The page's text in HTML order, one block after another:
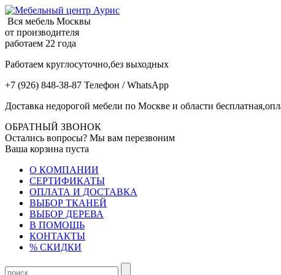
Вся мебель Москвы
от производителя
работаем 22 года
Работаем круглосуточно,без выходных
+7 (926) 848-38-87 Телефон / WhatsApp
Доставка недорогой мебели по Москве и области
ОБРАТНЫЙ ЗВОНОК
Остались вопросы? Мы вам перезвоним
Ваша корзина пуста
О КОМПАНИИ
СЕРТИФИКАТЫ
ОПЛАТА И ДОСТАВКА
ВЫБОР ТКАНЕЙ
ВЫБОР ДЕРЕВА
В ПОМОЩЬ
КОНТАКТЫ
% СКИДКИ